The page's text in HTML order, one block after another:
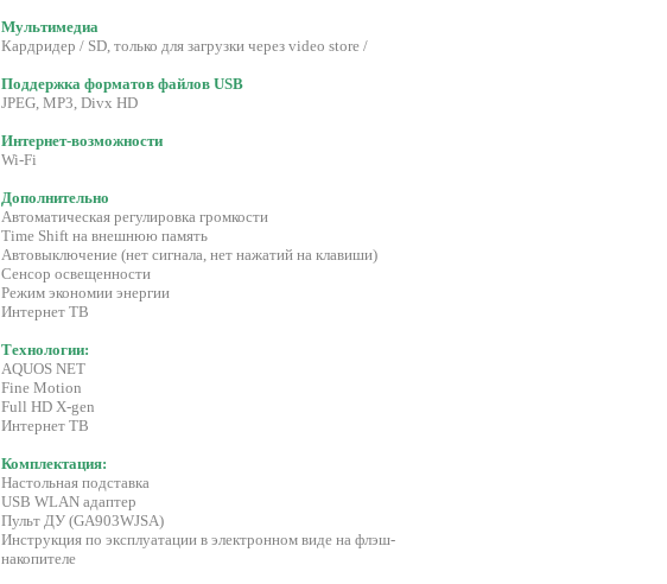
Мультимедиа
Кардридер / SD, только для загрузки через video store /
Поддержка форматов файлов USB
JPEG, MP3, Divx HD
Интернет-возможности
Wi-Fi
Дополнительно
Автоматическая регулировка громкости
Time Shift на внешнюю память
Автовыключение (нет сигнала, нет нажатий на клавиши)
Сенсор освещенности
Режим экономии энергии
Интернет ТВ
Технологии:
AQUOS NET
Fine Motion
Full HD X-gen
Интернет ТВ
Комплектация:
Настольная подставка
USB WLAN адаптер
Пульт ДУ (GA903WJSA)
Инструкция по эксплуатации в электронном виде на флэш-
накопителе